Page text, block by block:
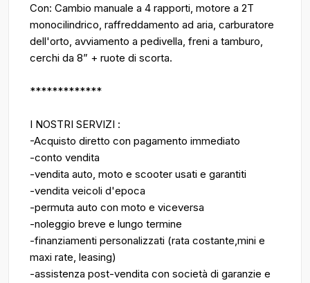
Con: Cambio manuale a 4 rapporti, motore a 2T
monocilindrico, raffreddamento ad aria, carburatore
dell'orto, avviamento a pedivella, freni a tamburo,
cerchi da 8” + ruote di scorta.
*************
I NOSTRI SERVIZI :
-Acquisto diretto con pagamento immediato
-conto vendita
-vendita auto, moto e scooter usati e garantiti
-vendita veicoli d'epoca
-permuta auto con moto e viceversa
-noleggio breve e lungo termine
-finanziamenti personalizzati (rata costante,mini e
maxi rate, leasing)
-assistenza post-vendita con società di garanzie e